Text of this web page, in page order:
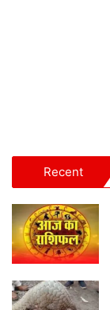
Recent